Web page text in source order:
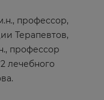
профессор,
Терапевтов,
профессор
лечебного